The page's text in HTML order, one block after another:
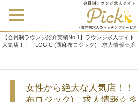
【会員制ラウンジ紹介実績No.1】ラウンジ求人サイト
人気店！！ LOGIC (西麻布ロジック) 求人情報☆彡
女性から絶大な人気店！
布ロジック) 求人情報☆彡